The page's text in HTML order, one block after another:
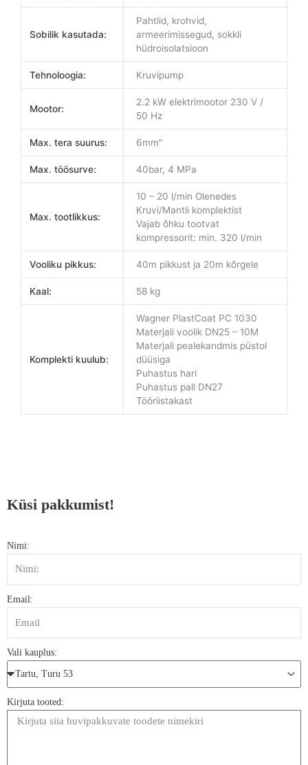
Sobilik kasutada:
Pahtlid, krohvid,
armeerimissegud, sokkli
hüdroisolatsioon
Tehnoloogia: Kruvipump
Mootor:
2.2 kW elektrimootor 230 V /
50 Hz
Max. tera suurus: 6mm"
Max. töösurve: 40bar, 4 MPa
Max. tootlikkus:
10 – 20 l/min Olenedes
Kruvi/Mantli komplektist
Vajab õhku tootvat
kompressorit: min. 320 l/min
Vooliku pikkus: 40m pikkust ja 20m kõrgele
Kaal: 58 kg
Komplekti kuulub:
Wagner PlastCoat PC 1030
Materjali voolik DN25 – 10M
Materjali pealekandmis püstol
düüsiga
Puhastus hari
Puhastus pall DN27
Tööriistakast
Küsi pakkumist!
Nimi:
Email:
Vali kauplus:
Kirjuta tooted: